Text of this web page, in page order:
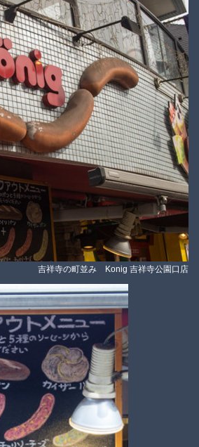
吉祥寺の町並み Konig 吉祥寺公園口店